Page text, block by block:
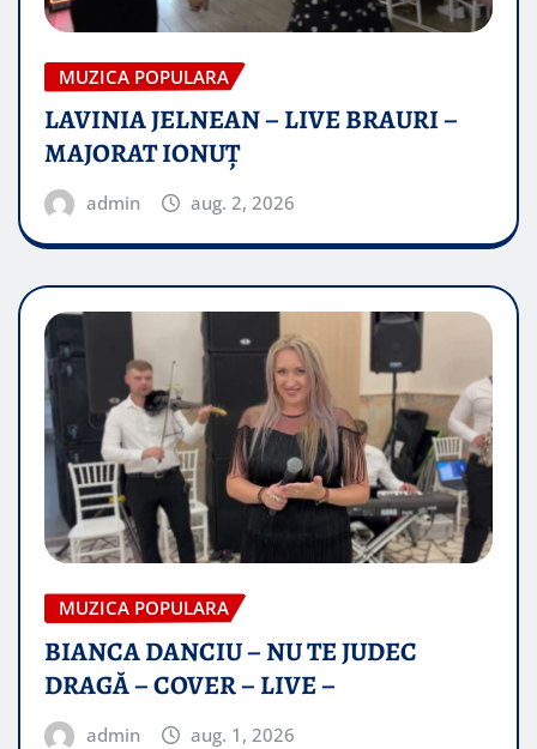
MUZICA POPULARA
LAVINIA JELNEAN – LIVE BRAURI –
MAJORAT IONUŢ
admin aug. 2, 2026
MUZICA POPULARA
BIANCA DANCIU – NU TE JUDEC
DRAGĂ – COVER – LIVE –
admin aug. 1, 2026